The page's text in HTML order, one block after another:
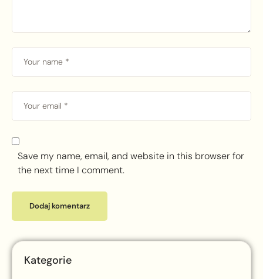
Save my name, email, and website in this browser for
the next time I comment.
Kategorie